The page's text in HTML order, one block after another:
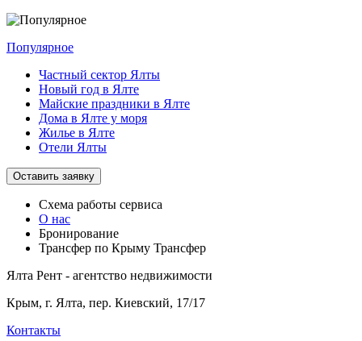
Популярное
Частный сектор Ялты
Новый год в Ялте
Майские праздники в Ялте
Дома в Ялте у моря
Жилье в Ялте
Отели Ялты
Оставить заявку
Схема работы сервиса
О нас
Бронирование
Трансфер по Крыму Трансфер
Ялта Рент - агентство недвижимости
Крым, г. Ялта, пер. Киевский, 17/17
Контакты